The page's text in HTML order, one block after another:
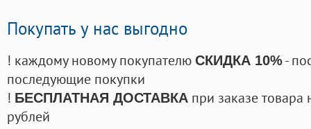
Покупать у нас выгодно
! каждому новому покупателю СКИДКА 10%-
последующие покупки
! БЕСПЛАТНАЯ ДОСТАВКА при заказе
рублей